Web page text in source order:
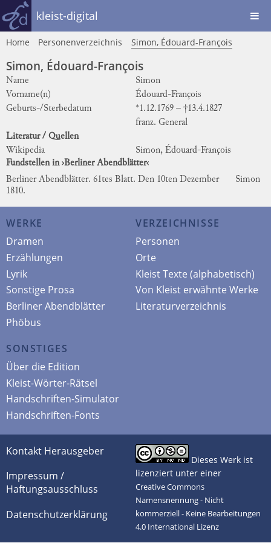
kleist-digital
Home Personenverzeichnis Simon, Édouard-François
Simon, Édouard-François
Name
Simon
Vorname(n)
Édouard-François
Geburts-/Sterbedatum
*1.12.1769 – †13.4.1827
franz. General
Literatur / Quellen
Wikipedia
Simon, Édouard-François
Fundstellen in ›Berliner Abendblätter‹
Berliner Abendblätter. 61tes Blatt. Den 10ten Dezember
1810.
Simon
WERKE
Dramen
Erzählungen
Lyrik
Sonstige Prosa
Berliner Abendblätter
Phöbus
VERZEICHNISSE
Personen
Orte
Kleist Texte (alphabetisch)
Von Kleist erwähnte Werke
Literaturverzeichnis
SONSTIGES
Über die Edition
Kleist-Wörter-Rätsel
Handschriften-Simulator
Handschriften-Fonts
Kontakt Herausgeber
Impressum /
Haftungsausschluss
Datenschutzerklärung
Dieses Werk ist
lizenziert unter einer
Creative Commons
Namensnennung - Nicht
kommerziell - Keine Bearbeitungen
4.0 International Lizenz